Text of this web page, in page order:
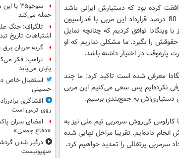
کرده بود که دستیارش ایرانی باشد
گفت: بله، ما در این زمینه نیز با او به توافق رسیدیم و 80 درصد قرارداد این مربی با فدراسیون
وینگادا توافق کردیم که چنانچه تمایل
را بگیرد. ما مشکلی نداریم که او
پاره‌وقت در اختیار داشته باشد.
معرفی شده است تاکید کرد: ما چند
نکرده‌ایم پس سعی می‌کنیم این مربی
دستیاری‌اش به جمع‌بندی برسیم.
کارلوس کی‌روش سرمربی تیم ملی نیز به
انجام داده‌ایم. تقریبا مراحل نهایی شده
سرمربی پرتغالی را تمدید خواهیم کرد.
سوخو۳۵
حمله می‌کند
تلگراف: جنگ
اشتباهات تاریخ
گربه جریان
ترامپ: فکر
پایان می‌یابد
استقبال خاص
حسینی
افشاگری
روی ترس است
امضای سران
«دفاع جمعی»
درگیر شدن
صهیونیست